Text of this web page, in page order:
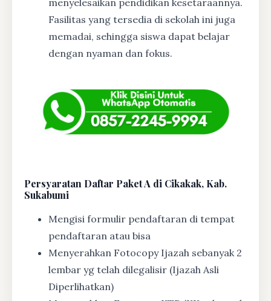
Fasilitas yang tersedia di sekolah ini juga
memadai, sehingga siswa dapat belajar
dengan nyaman dan fokus.
Persyaratan Daftar Paket A di Cikakak, Kab.
Sukabumi
Mengisi formulir pendaftaran di tempat
pendaftaran atau bisa
Menyerahkan Fotocopy Ijazah sebanyak 2
lembar yg telah dilegalisir (Ijazah Asli
Diperlihatkan)